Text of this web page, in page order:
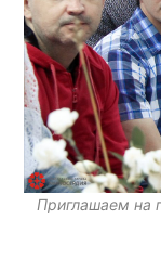
Приглашаем на